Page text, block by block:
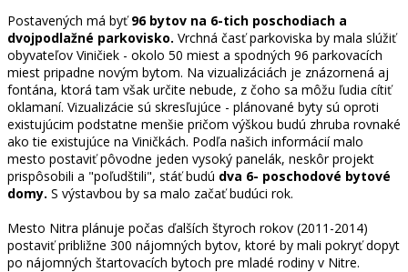
Postavených má byť96 bytov na 6-tich poschodiach a
dvojpodlažné parkovisko. Vrchná časť parkoviska by mala slúžiť
obyvateľov Viničiek - okolo 50 miest a spodných 96 parkovacích
miest pripadne novým bytom. Na vizualizáciách je znázornená aj
fontána, ktorá tam však určite nebude, z čoho sa môžu ľudia cítiť
oklamaní. Vizualizácie sú skresľujúce - plánované byty sú oproti
existujúcim podstatne menšie pričom výškou budú zhruba rovnaké
ako tie existujúce na Viničkách. Podľa našich informácií malo
mesto postaviť pôvodne jeden vysoký panelák, neskôr projekt
prispôsobili a "poľudštili", stáť budú dva 6- poschodové bytové
domy. S výstavbou by sa malo začať budúci rok.
Mesto Nitra plánuje počas ďalších štyroch rokov (2011-2014)
postaviť približne 300 nájomných bytov, ktoré by mali pokryť dopyt
po nájomných štartovacích bytoch pre mladé rodiny v Nitre.